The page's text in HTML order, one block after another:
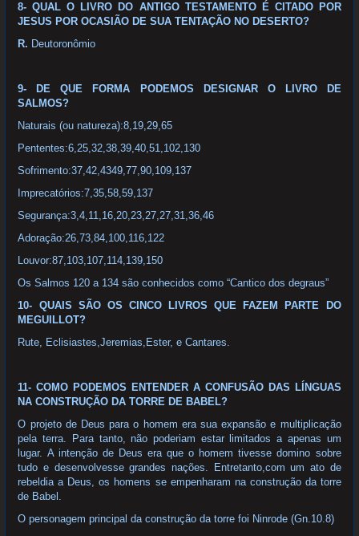
8- QUAL O LIVRO DO ANTIGO TESTAMENTO É CITADO POR
JESUS POR OCASIÃO DE SUA TENTAÇÃO NO DESERTO?
R. Deutoronômio
9- DE QUE FORMA PODEMOS DESIGNAR O LIVRO DE
SALMOS?
Naturais (ou natureza):8,19,29,65
Pententes:6,25,32,38,39,40,51,102,130
Sofrimento:37,42,4349,77,90,109,137
Imprecatórios:7,35,58,59,137
Segurança:3,4,11,16,20,23,27,27,31,36,46
Adoração:26,73,84,100,116,122
Louvor:87,103,107,114,139,150
Os Salmos 120 a 134 são conhecidos como “Cantico dos degraus”
10- QUAIS SÃO OS CINCO LIVROS QUE FAZEM PARTE DO
MEGUILLOT?
Rute, Eclisiastes,Jeremias,Ester, e Cantares.
11- COMO PODEMOS ENTENDER A CONFUSÃO DAS LÍNGUAS
NA CONSTRUÇÃO DA TORRE DE BABEL?
O projeto de Deus para o homem era sua expansão e multiplicação
pela terra. Para tanto, não poderiam estar limitados a apenas um
lugar. A intenção de Deus era que o homem tivesse domino sobre
tudo e desenvolvesse grandes nações. Entretanto,com um ato de
rebeldia a Deus, os homens se empenharam na construção da torre
de Babel.
O personagem principal da construção da torre foi Ninrode (Gn.10.8)